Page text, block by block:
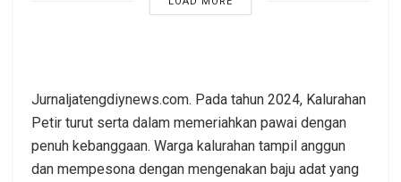
Jurnaljatengdiynews.com. Pada tahun 2024, Kalurahan
Petir turut serta dalam memeriahkan pawai dengan
penuh kebanggaan. Warga kalurahan tampil anggun
dan mempesona dengan mengenakan baju adat yang